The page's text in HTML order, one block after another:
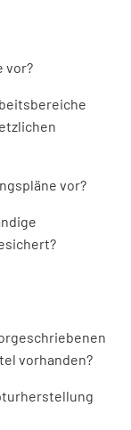
vor?
vor?
vorhanden?